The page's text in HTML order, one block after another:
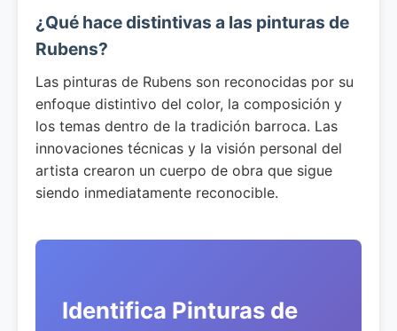
¿Qué hace distintivas a las pinturas de
Rubens?
Las pinturas de Rubens son reconocidas por su
enfoque distintivo del color, la composición y
los temas dentro de la tradición barroca. Las
innovaciones técnicas y la visión personal del
artista crearon un cuerpo de obra que sigue
siendo inmediatamente reconocible.
Identifica Pinturas de